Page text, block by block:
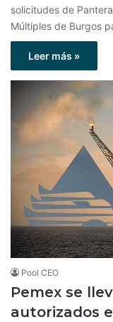
solicitudes de
Múltiples de Burgos
Leer más »
Pool CEO
Pemex se
autorizados